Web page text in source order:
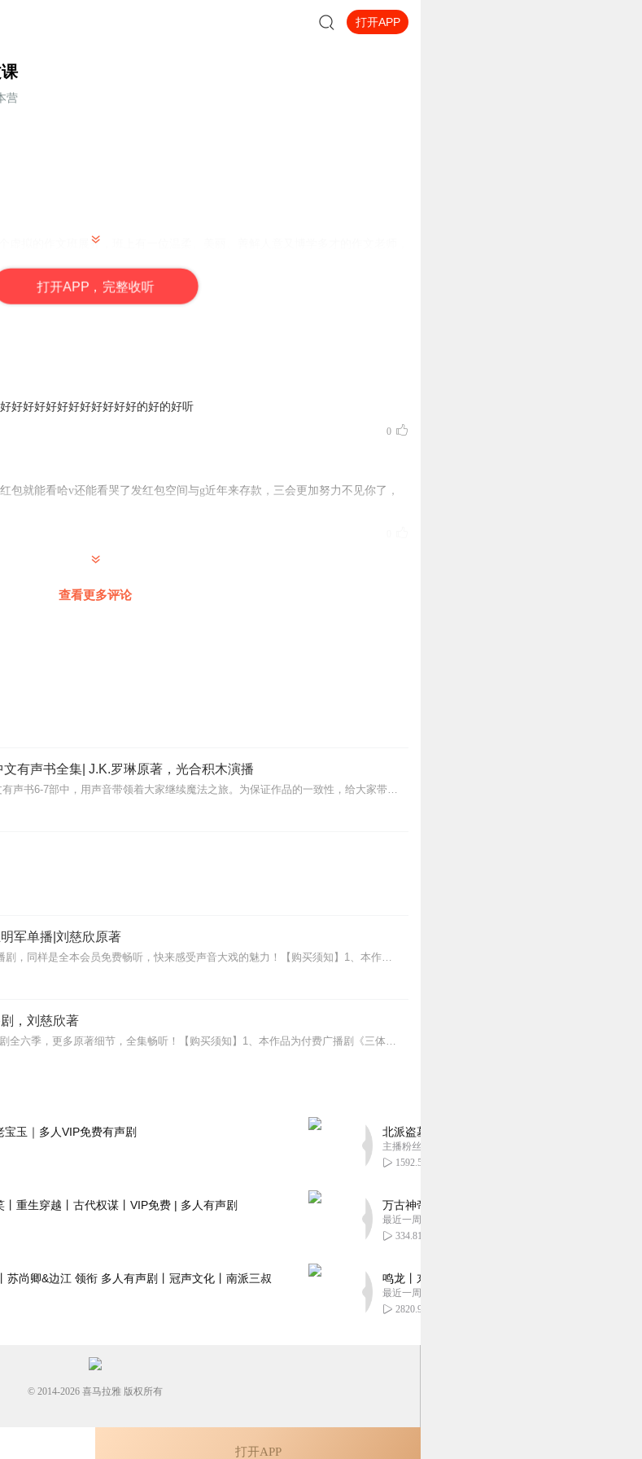
打开APP
营
虚拟的作文班展开，班上有一位温柔、美丽、善解人意又博学多才的作文老师，
围，又能在不知不觉中掌握写作方法。
打开APP，完整收听
好好好好好好好好好好好的好的好听
0
包就能看哈v还能看哭了发红包空间与g近年来存款，三会更加努力不见你了，
的心穿校服出人才非常重复犯错v非常非常CT凤飞飞吃v吃v吃v非常v给他发v吃v
那么精彩，切什么破故事。
好听了太不好听了太不好听了太不好听了太不好听了太不好听了太不好听了太
查看更多评论
文有声书全集| J.K.罗琳原著，光合积木演播
胡良伟先生在《哈利·波特》中文有声书6-7部中，用声音带领着大家继续魔法之旅。为保证作品的一致性，给大家带来完整的魔法体验，我们与版权方PottermoreP...
军单播|刘慈欣原著
点击听729献声精制《三体》广播剧，同样是全本会员免费畅听，快来感受声音大戏的魅力！【购买须知】1、本作品部分集数为免费试听。2、版权归原作者所有，严禁翻录成任...
，刘慈欣著
欢迎来到年度爆款《三体》广播剧全六季，更多原著细节，全集畅听！【购买须知】1、本作品为付费广播剧《三体（全六季）》，定价198元，购买成功后即可收听。VIP会员...
玉｜多人VIP免费有声剧
重生穿越丨古代权谋丨VIP免费 | 多人有声剧
苏尚卿&边江 领衔 多人有声剧丨冠声文化丨南派三叔
北派盗墓笔记丨头陀渊出品丨悬疑灵异丨摸金校尉
主播粉丝1659万
1592.59万
万古神帝丨玄幻丨热血丨紫襟团队演播丨多人有声
最近一周更新
334.81万
鸣龙丨东方玄幻丨紫襟团队丨轻松搞笑丨多人有声
最近一周更新
2820.90万
打开APP
© 2014-2026 喜马拉雅 版权所有